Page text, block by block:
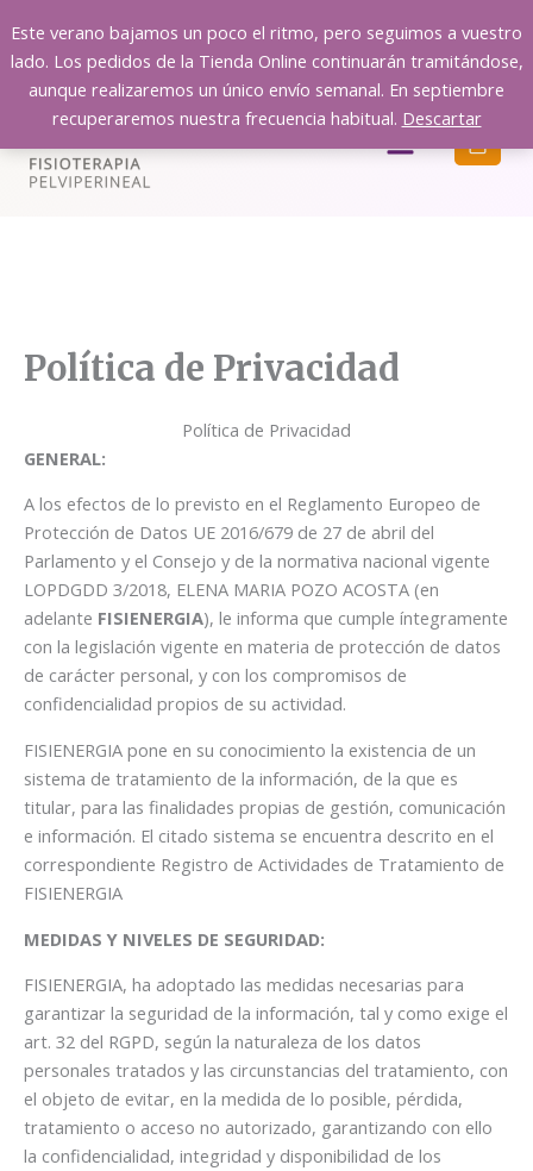
Este verano bajamos un poco el ritmo, pero seguimos a vuestro
lado. Los pedidos de la Tienda Online continuarán tramitándose,
aunque realizaremos un único envío semanal. En septiembre
recuperaremos nuestra frecuencia habitual. Descartar
contenido
Menú
Política de Privacidad
Política de Privacidad
GENERAL:
A los efectos de lo previsto en el Reglamento Europeo de
Protección de Datos UE 2016/679 de 27 de abril del
Parlamento y el Consejo y de la normativa nacional vigente
LOPDGDD 3/2018, ELENA MARIA POZO ACOSTA (en
adelante FISIENERGIA), le informa que cumple íntegramente
con la legislación vigente en materia de protección de datos
de carácter personal, y con los compromisos de
confidencialidad propios de su actividad.
FISIENERGIA pone en su conocimiento la existencia de un
sistema de tratamiento de la información, de la que es
titular, para las finalidades propias de gestión, comunicación
e información. El citado sistema se encuentra descrito en el
correspondiente Registro de Actividades de Tratamiento de
FISIENERGIA
MEDIDAS Y NIVELES DE SEGURIDAD:
FISIENERGIA, ha adoptado las medidas necesarias para
garantizar la seguridad de la información, tal y como exige el
art. 32 del RGPD, según la naturaleza de los datos
personales tratados y las circunstancias del tratamiento, con
el objeto de evitar, en la medida de lo posible, pérdida,
tratamiento o acceso no autorizado, garantizando con ello
la confidencialidad, integridad y disponibilidad de los